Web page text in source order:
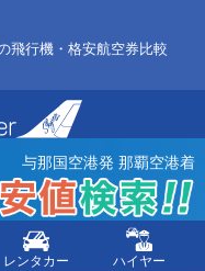
飛行機・格安航空券比較
与那国空港発 那覇空港着
レンタカー ハイヤー